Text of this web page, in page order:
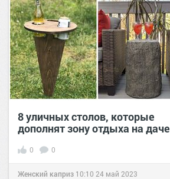
8 уличных столов, которые
дополнят зону отдыха на даче
0 0
Женский каприз 10:10 24 май 2023